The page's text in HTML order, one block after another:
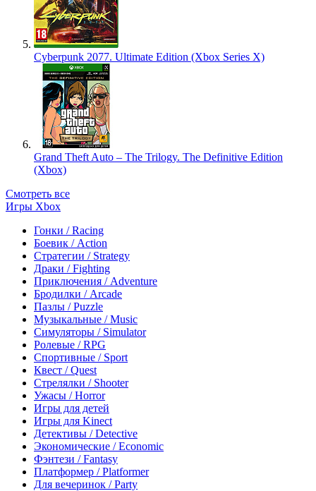
Cyberpunk 2077. Ultimate Edition (Xbox Series X)
Grand Theft Auto – The Trilogy. The Definitive Edition
(Xbox)
Смотреть все
Игры Xbox
Гонки / Racing
Боевик / Action
Стратегии / Strategy
Драки / Fighting
Приключения / Adventure
Бродилки / Arcade
Пазлы / Puzzle
Музыкальные / Music
Симуляторы / Simulator
Ролевые / RPG
Спортивные / Sport
Квест / Quest
Стрелялки / Shooter
Ужасы / Horror
Игры для детей
Игры для Kinect
Детективы / Detective
Экономические / Economic
Фэнтези / Fantasy
Платформер / Platformer
Для вечеринок / Party